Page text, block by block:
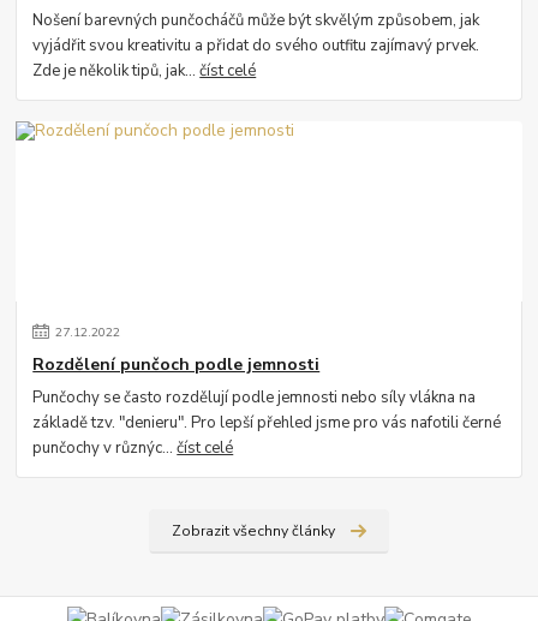
Nošení barevných punčocháčů může být skvělým způsobem, jak
vyjádřit svou kreativitu a přidat do svého outfitu zajímavý prvek.
Zde je několik tipů, jak...číst celé
27.12.2022
Rozdělení punčoch podle jemnosti
Punčochy se často rozdělují podle jemnosti nebo síly vlákna na
základě tzv. "denieru". Pro lepší přehled jsme pro vás nafotili černé
punčochy v různýc...číst celé
Zobrazit všechny články